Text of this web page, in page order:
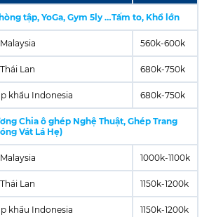
tập, YoGa, Gym 5ly …Tấm to, Khổ lớn
560k-600k
Lan 680k-750k
khẩu Indonesia 680k-750k
Chia ô ghép Nghệ Thuật, Ghép Trang
Vát Lá Hẹ)
1000k-1100k
Lan 1150k-1200k
khẩu Indonesia 1150k-1200k